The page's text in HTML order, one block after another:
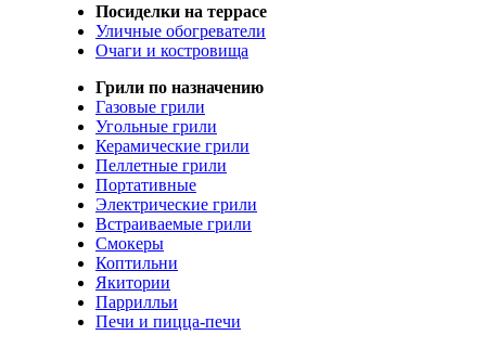
Посиделки на террасе
Уличные обогреватели
Очаги и костровища
Грили по назначению
Газовые грили
Угольные грили
Керамические грили
Пеллетные грили
Портативные
Электрические грили
Встраиваемые грили
Смокеры
Коптильни
Якитории
Паррилльи
Печи и пицца-печи